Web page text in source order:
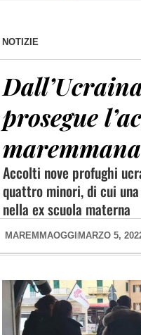
NOTIZIE
prosegue
maremmana
Accolti nove profughi
quattro minori, di cui
nella ex scuola materna
MAREMMAOGGI MARZO 5,